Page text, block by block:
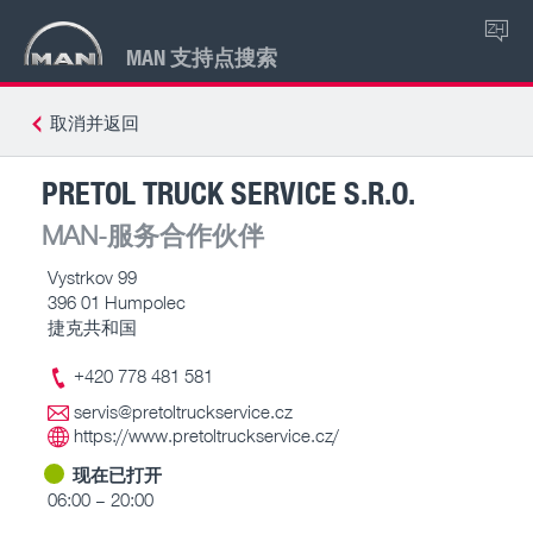
MAN 支持点搜索
ZH
取消并返回
PRETOL TRUCK SERVICE S.R.O.
MAN-服务合作伙伴
Vystrkov 99
396 01 Humpolec
捷克共和国
+420 778 481 581
servis@pretoltruckservice.cz
https://www.pretoltruckservice.cz/
现在已打开
06:00 – 20:00